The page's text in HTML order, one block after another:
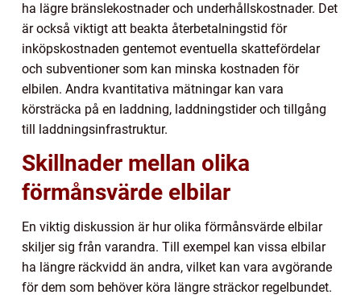
ha lägre bränslekostnader och underhållskostnader. Det
är också viktigt att beakta återbetalningstid för
inköpskostnaden gentemot eventuella skattefördelar
och subventioner som kan minska kostnaden för
elbilen. Andra kvantitativa mätningar kan vara
körsträcka på en laddning, laddningstider och tillgång
till laddningsinfrastruktur.
Skillnader mellan olika
förmånsvärde elbilar
En viktig diskussion är hur olika förmånsvärde elbilar
skiljer sig från varandra. Till exempel kan vissa elbilar
ha längre räckvidd än andra, vilket kan vara avgörande
för dem som behöver köra längre sträckor regelbundet.